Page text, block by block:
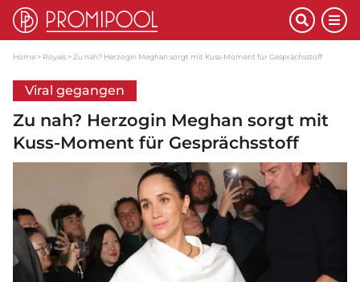
Home Royals Zu nah? Herzogin Meghan sorgt mit Kuss-Moment für Gesprächsstoff
Viral gegangen
Zu nah? Herzogin Meghan sorgt mit
Kuss-Moment für Gesprächsstoff